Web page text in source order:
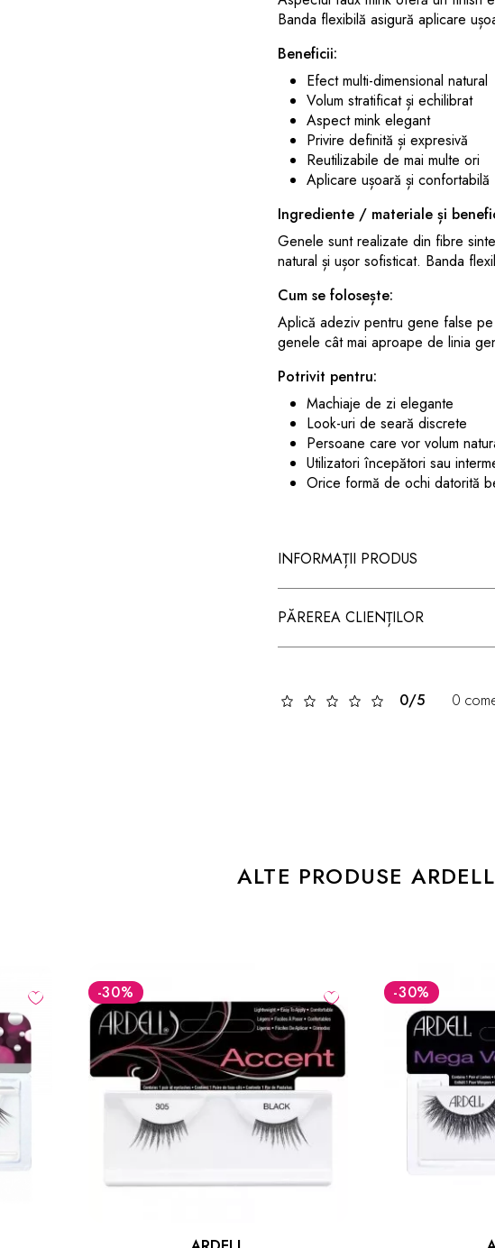
Banda flexibilă asigură aplicare
Beneficii:
Efect multi-dimensional natural
Volum stratificat și echilibrat
Aspect mink elegant
Privire definită și expresivă
Reutilizabile de mai multe ori
Aplicare ușoară și confortabilă
Ingrediente / materiale și
Genele sunt realizate din fibre
natural și ușor sofisticat. Banda
Cum se folosește:
Aplică adeziv pentru gene false
genele cât mai aproape de linia
Potrivit pentru:
Machiaje de zi elegante
Look-uri de seară discrete
Persoane care vor volum
Utilizatori începători sau
Orice formă de ochi datorită
INFORMAȚII PRODUS
PĂREREA CLIENȚILOR
0/5 0
ALTE PRODUSE ARDELL